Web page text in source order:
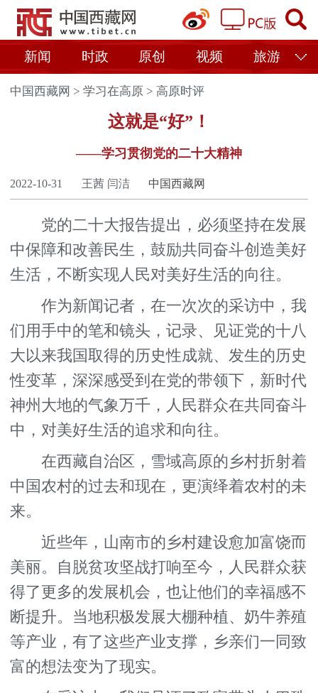
新闻 时政 原创 视频 旅游
中国西藏网 >学习在高原 > 高原时评
这就是“好”！
——学习贯彻党的二十大精神
2022-10-31 王茜 闫洁 中国西藏网
党的二十大报告提出，必须坚持在发展
中保障和改善民生，鼓励共同奋斗创造美好
生活，不断实现人民对美好生活的向往。
作为新闻记者，在一次次的采访中，我
们用手中的笔和镜头，记录、见证党的十八
大以来我国取得的历史性成就、发生的历史
性变革，深深感受到在党的带领下，新时代
神州大地的气象万千，人民群众在共同奋斗
中，对美好生活的追求和向往。
在西藏自治区，雪域高原的乡村折射着
中国农村的过去和现在，更演绎着农村的未
来。
近些年，山南市的乡村建设愈加富饶而
美丽。自脱贫攻坚战打响至今，人民群众获
得了更多的发展机会，也让他们的幸福感不
断提升。当地积极发展大棚种植、奶牛养殖
等产业，有了这些产业支撑，乡亲们一同致
富的想法变为了现实。